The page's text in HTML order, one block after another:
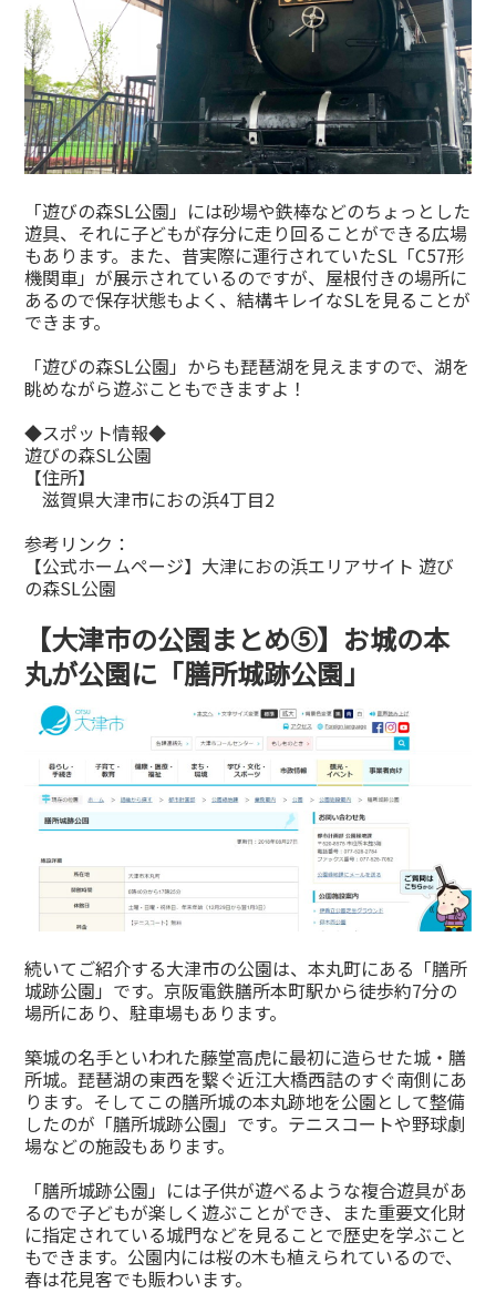
「遊びの森SL公園」には砂場や鉄棒などのちょっとした
遊具、それに子どもが存分に走り回ることができる広場
もあります。また、昔実際に運行されていたSL「C57形
機関車」が展示されているのですが、屋根付きの場所に
あるので保存状態もよく、結構キレイなSLを見ることが
できます。
「遊びの森SL公園」からも琵琶湖を見えますので、湖を
眺めながら遊ぶこともできますよ！
◆スポット情報◆
遊びの森SL公園
【住所】
滋賀県大津市におの浜4丁目2
参考リンク：
【公式ホームページ】大津におの浜エリアサイト 遊び
の森SL公園
【大津市の公園まとめ⑤】お城の本
丸が公園に「膳所城跡公園」
続いてご紹介する大津市の公園は、本丸町にある「膳所
城跡公園」です。京阪電鉄膳所本町駅から徒歩約7分の
場所にあり、駐車場もあります。
築城の名手といわれた藤堂高虎に最初に造らせた城・膳
所城。琵琶湖の東西を繋ぐ近江大橋西詰のすぐ南側にあ
ります。そしてこの膳所城の本丸跡地を公園として整備
したのが「膳所城跡公園」です。テニスコートや野球劇
場などの施設もあります。
「膳所城跡公園」には子供が遊べるような複合遊具があ
るので子どもが楽しく遊ぶことができ、また重要文化財
に指定されている城門などを見ることで歴史を学ぶこと
もできます。公園内には桜の木も植えられているので、
春は花見客でも賑わいます。